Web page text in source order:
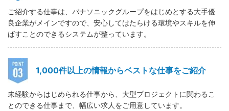
ご紹介する仕事は、パナソニックグループをはじめとする大手優
良企業がメインですので、安心してはたらける環境やスキルを伸
ばすことのできるシステムが整っています。
1,000件以上の情報からベストな仕事をご紹介
未経験からはじめられる仕事から、大型プロジェクトに関わるこ
とのできる仕事まで、幅広い求人をご用意しています。